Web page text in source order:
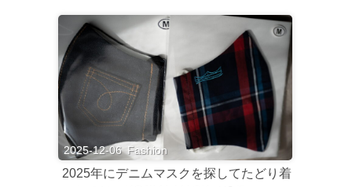
2025-12-06 Fashion
2025年にデニムマスクを探してたどり着